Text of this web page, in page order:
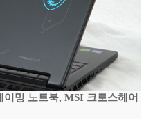
밍 노트북, MSI 크로스헤어